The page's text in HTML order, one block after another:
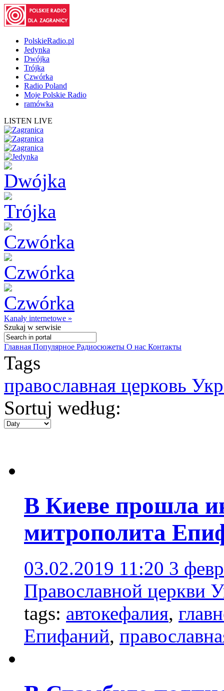
PolskieRadio.pl
Jedynka
Dwójka
Trójka
Czwórka
Radio Poland
Moje Polskie Radio
ramówka
LISTEN LIVE
Kanały internetowe »
Szukaj w serwisie
Главная Популярное Радиосюжеты О нас Контакты
Tags
православная церковь
Sortuj według:
В Киеве прошла
митрополита
03.02.2019 11:20 3
Православной церкви
tags: автокефалия,
Епифаний,